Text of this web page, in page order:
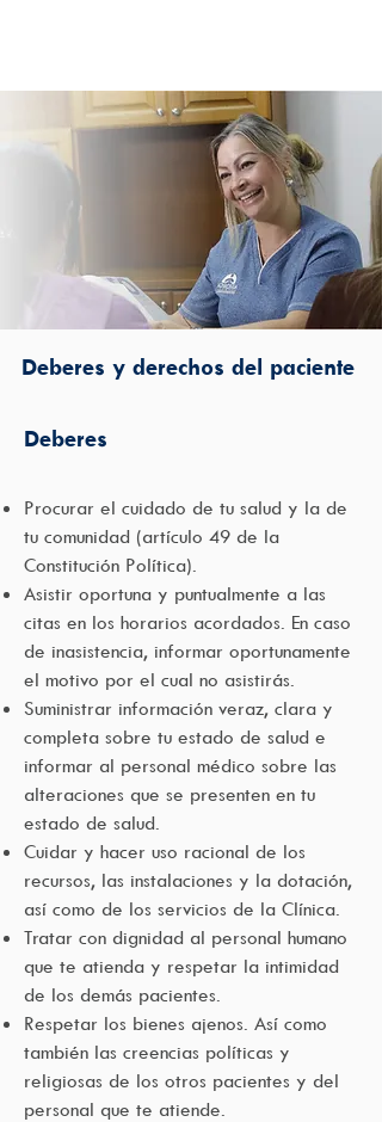
Deberes y derechos del paciente
Deberes
Procurar el cuidado de tu salud y la de
tu comunidad (artículo 49 de la
Constitución Política).
Asistir oportuna y puntualmente a las
citas en los horarios acordados. En caso
de inasistencia, informar oportunamente
el motivo por el cual no asistirás.
Suministrar información veraz, clara y
completa sobre tu estado de salud e
informar al personal médico sobre las
alteraciones que se presenten en tu
estado de salud.
Cuidar y hacer uso racional de los
recursos, las instalaciones y la dotación,
así como de los servicios de la Clínica.
Tratar con dignidad al personal humano
que te atienda y respetar la intimidad
de los demás pacientes.
Respetar los bienes ajenos. Así como
también las creencias políticas y
religiosas de los otros pacientes y del
personal que te atiende.